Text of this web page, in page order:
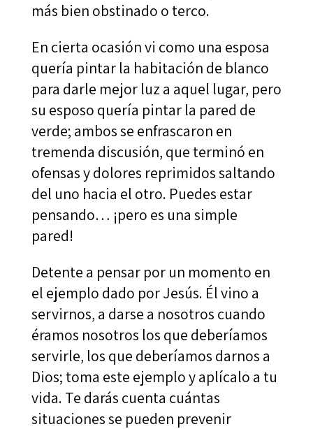
más bien obstinado o terco.
En cierta ocasión vi como una esposa
quería pintar la habitación de blanco
para darle mejor luz a aquel lugar, pero
su esposo quería pintar la pared de
verde; ambos se enfrascaron en
tremenda discusión, que terminó en
ofensas y dolores reprimidos saltando
del uno hacia el otro. Puedes estar
pensando… ¡pero es una simple
pared!
Detente a pensar por un momento en
el ejemplo dado por Jesús. Él vino a
servirnos, a darse a nosotros cuando
éramos nosotros los que deberíamos
servirle, los que deberíamos darnos a
Dios; toma este ejemplo y aplícalo a tu
vida. Te darás cuenta cuántas
situaciones se pueden prevenir